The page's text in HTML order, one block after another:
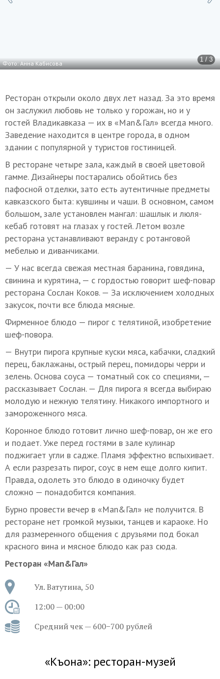
1 / 3
Фото: Анна Кабисова
Ресторан открыли около двух лет назад. За это время
он заслужил любовь не только у горожан, но и у
гостей Владикавказа — их в «Man&Гал» всегда много.
Заведение находится в центре города, в одном
здании с популярной у туристов гостиницей.
В ресторане четыре зала, каждый в своей цветовой
гамме. Дизайнеры постарались обойтись без
пафосной отделки, зато есть аутентичные предметы
кавказского быта: кувшины и чаши. В основном, самом
большом, зале установлен мангал: шашлык и люля-
кебаб готовят на глазах у гостей. Летом возле
ресторана устанавливают веранду с ротанговой
мебелью и диванчиками.
— У нас всегда свежая местная баранина, говядина,
свинина и курятина, — с гордостью говорит шеф-повар
ресторана Сослан Коков. — За исключением холодных
закусок, почти все блюда мясные.
Фирменное блюдо — пирог с телятиной, изобретение
шеф-повора.
— Внутри пирога крупные куски мяса, кабачки, сладкий
перец, баклажаны, острый перец, помидоры черри и
зелень. Основа соуса — томатный сок со специями, —
рассказывает Сослан. — Для пирога я всегда выбираю
молодую и нежную телятину. Никакого импортного и
замороженного мяса.
Коронное блюдо готовит лично шеф-повар, он же его
и подает. Уже перед гостями в зале кулинар
поджигает угли в садже. Пламя эффектно вспыхивает.
А если разрезать пирог, соус в нем еще долго кипит.
Правда, одолеть это блюдо в одиночку будет
сложно — понадобится компания.
Бурно провести вечер в «Man&Гал» не получится. В
ресторане нет громкой музыки, танцев и караоке. Но
для размеренного общения с друзьями под бокал
красного вина и мясное блюдо как раз сюда.
Ресторан «Man&Гал»
Ул. Ватутина, 50
12:00 — 00:00
Средний чек — 600−700 рублей
«Къона»: ресторан-музей